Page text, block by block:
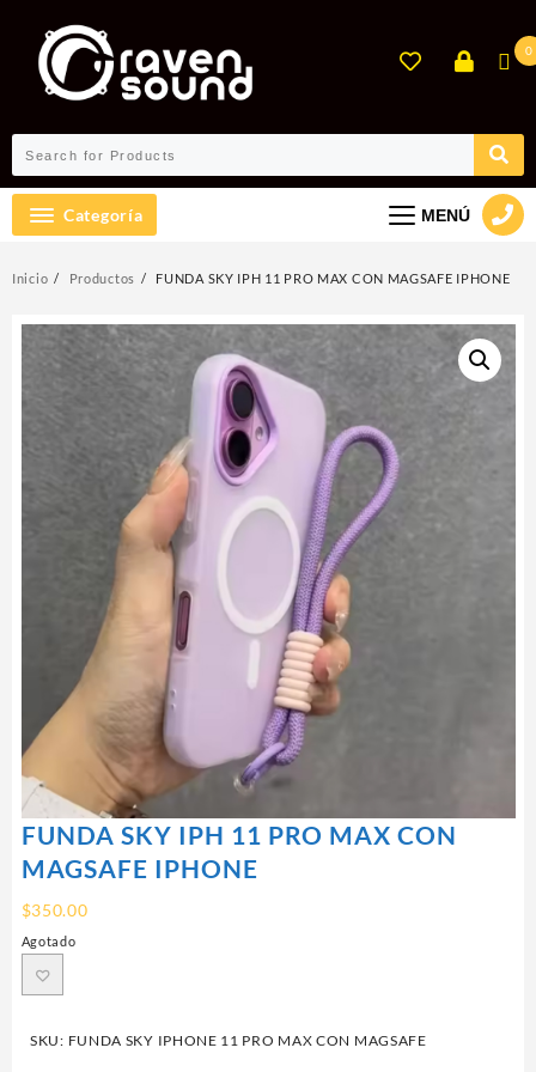
contenido
0
Categoría MENÚ
Inicio Productos FUNDA SKY IPH 11 PRO MAX CON MAGSAFE IPHONE
FUNDA SKY IPH 11 PRO MAX CON
MAGSAFE IPHONE
$350.00
Agotado
SKU: FUNDA SKY IPHONE 11 PRO MAX CON MAGSAFE